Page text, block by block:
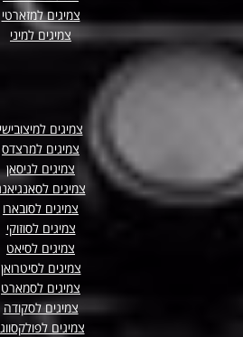
צמיגים למזארטי
צמיגים למיני
צמיגים למיצובישי
צמיגים למרצדס
צמיגים לניסאן
צמיגים
צמיגים לסובארו
צמיגים לסוזוקי
צמיגים לסיאט
צמיגים לסיטרואן
צמיגים לסמארט
צמיגים לסקודה
צמיגים